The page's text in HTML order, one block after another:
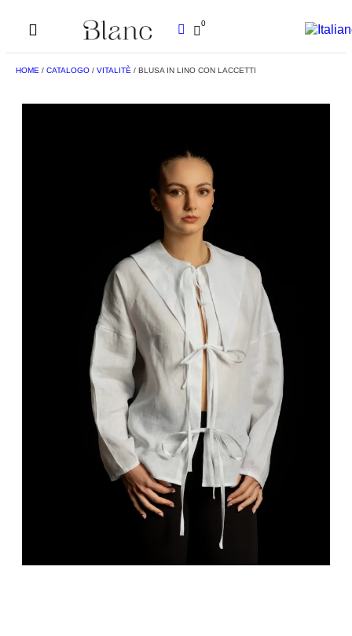
0
HOME / CATALOGO / VITALITÈ / BLUSA IN LINO CON LACCETTI